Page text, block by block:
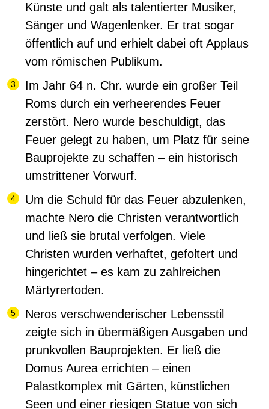
Künste und galt als talentierter Musiker,
Sänger und Wagenlenker. Er trat sogar
öffentlich auf und erhielt dabei oft Applaus
vom römischen Publikum.
Im Jahr 64 n. Chr. wurde ein großer Teil
Roms durch ein verheerendes Feuer
zerstört. Nero wurde beschuldigt, das
Feuer gelegt zu haben, um Platz für seine
Bauprojekte zu schaffen – ein historisch
umstrittener Vorwurf.
Um die Schuld für das Feuer abzulenken,
machte Nero die Christen verantwortlich
und ließ sie brutal verfolgen. Viele
Christen wurden verhaftet, gefoltert und
hingerichtet – es kam zu zahlreichen
Märtyrertoden.
Neros verschwenderischer Lebensstil
zeigte sich in übermäßigen Ausgaben und
prunkvollen Bauprojekten. Er ließ die
Domus Aurea errichten – einen
Palastkomplex mit Gärten, künstlichen
Seen und einer riesigen Statue von sich